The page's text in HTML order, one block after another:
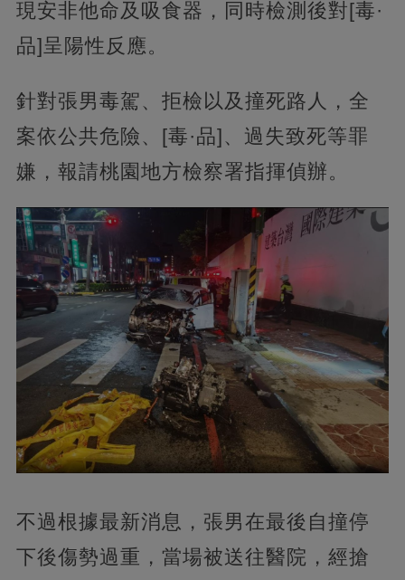
現安非他命及吸食器，同時檢測後對[毒·
品]呈陽性反應。
針對張男毒駕、拒檢以及撞死路人，全
案依公共危險、[毒·品]、過失致死等罪
嫌，報請桃園地方檢察署指揮偵辦。
不過根據最新消息，張男在最後自撞停
下後傷勢過重，當場被送往醫院，經搶